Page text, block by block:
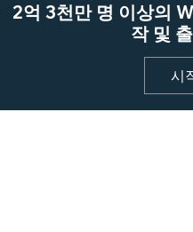
2억 3천만 명 이상의
작 및
시